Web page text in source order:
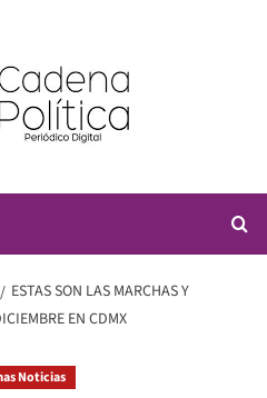
ESTAS SON LAS MARCHAS Y
EN CDMX
Noticias